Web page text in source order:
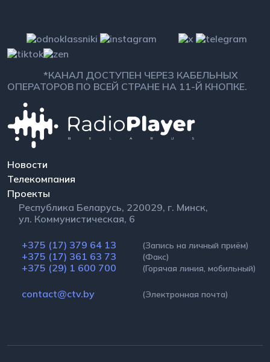
*КАНАЛ ДОСТУПЕН ЧЕРЕЗ КАБЕЛЬНЫХ
ОПЕРАТОРОВ ПО ВСЕЙ СТРАНЕ НА 11-Й КНОПКЕ.
Новости
Телекомпания
Проекты
Республика Беларусь, 220029, г. Минск,
ул. Коммунистическая, 6
+375 (17) 379 64 13 (Запись на личный приём)
+375 (17) 361 63 73 (Факс)
+375 (29) 1 600 700 (Горячая линия, мобильный)
contact@ctv.by (Электронная почта)